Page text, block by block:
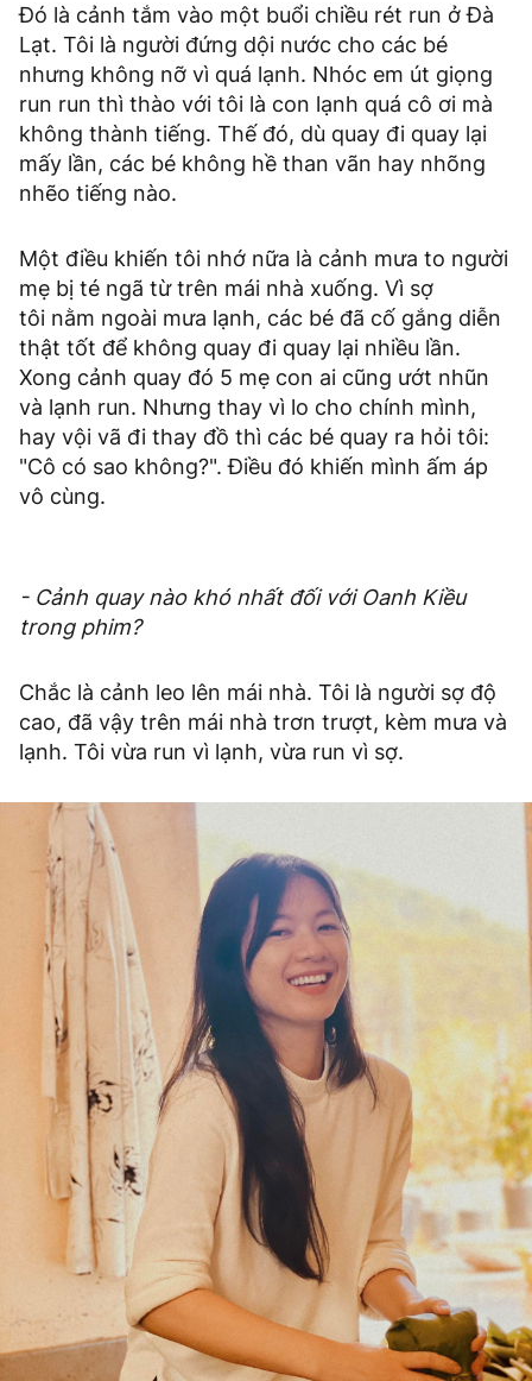
Đó là cảnh tắm vào một buổi chiều rét run ở Đà
Lạt. Tôi là người đứng dội nước cho các bé
nhưng không nỡ vì quá lạnh. Nhóc em út giọng
run run thì thào với tôi là con lạnh quá cô ơi mà
không thành tiếng. Thế đó, dù quay đi quay lại
mấy lần, các bé không hề than vãn hay nhõng
nhẽo tiếng nào.
Một điều khiến tôi nhớ nữa là cảnh mưa to người
mẹ bị té ngã từ trên mái nhà xuống. Vì sợ
tôi nằm ngoài mưa lạnh, các bé đã cố gắng diễn
thật tốt để không quay đi quay lại nhiều lần.
Xong cảnh quay đó 5 mẹ con ai cũng ướt nhũn
và lạnh run. Nhưng thay vì lo cho chính mình,
hay vội vã đi thay đồ thì các bé quay ra hỏi tôi:
"Cô có sao không?". Điều đó khiến mình ấm áp
vô cùng.
- Cảnh quay nào khó nhất đối với Oanh Kiều
trong phim?
Chắc là cảnh leo lên mái nhà. Tôi là người sợ độ
cao, đã vậy trên mái nhà trơn trượt, kèm mưa và
lạnh. Tôi vừa run vì lạnh, vừa run vì sợ.